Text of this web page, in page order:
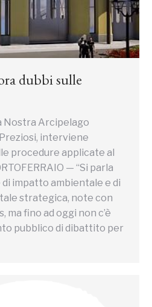
dubbi sulle
Nostra Arcipelago
interviene
procedure applicate al
— “Si parla
impatto ambientale e di
strategica, note con
ma fino ad oggi non c’è
pubblico di dibattito per